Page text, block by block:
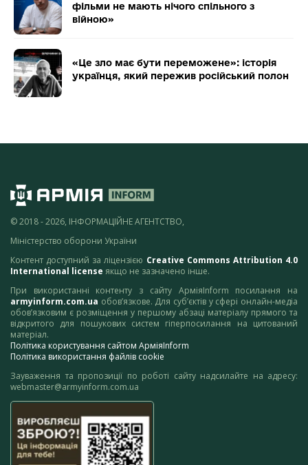
фільми не мають нічого спільного з
війною»
«Це зло має бути переможене»: історія
українця, який пережив російський полон
© 2018 - 2026, ІНФОРМАЦІЙНЕ АГЕНТСТВО,
Міністерство оборони України
Контент доступний за ліцензією Creative Commons Attribution 4.0
International license якщо не зазначено інше.
При використанні контенту з сайту АрміяInform посилання на
armyinform.com.ua обов’язкове. Для суб’єктів у сфері онлайн-медіа
обов’язковим є розміщення у першому абзаці матеріалу прямого та
відкритого для пошукових систем гіперпосилання на цитований
матеріал.
Політика користування сайтом АрміяInform
Політика використання файлів cookie
Зауваження та пропозиції по роботі сайту надсилайте на адресу:
webmaster@armyinform.com.ua